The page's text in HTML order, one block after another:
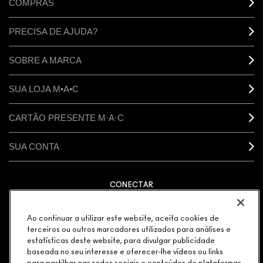
COMPRAS
PRECISA DE AJUDA?
SOBRE A MARCA
SUA LOJA M•A•C
CARTÃO PRESENTE M·A·C
SUA CONTA
CONECTAR
GERENCIAR COOKIES DO SITE
POLÍTICA DE PRIVACIDADE
TERMOS & CONDIÇÕES
POLÍTICA M·A·C CONTRA FALSIFICADOS
Ao continuar a utilizar este website, aceita cookies de
terceiros ou outros marcadores utilizados para análises e
estatísticas deste website, para divulgar publicidade
baseada no seu interesse e oferecer-lhe vídeos ou links